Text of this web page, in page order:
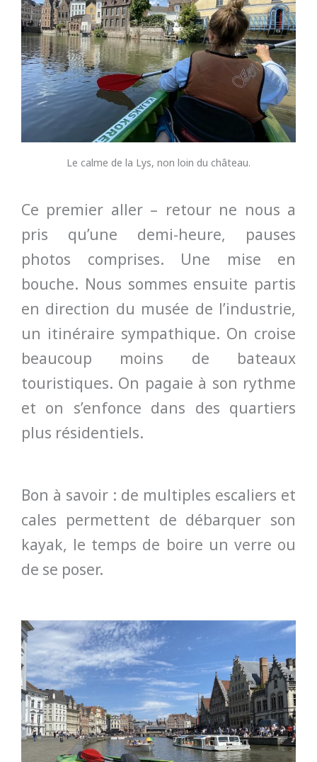
Le calme de la Lys, non loin du château.
Ce premier aller – retour ne nous a
pris qu’une demi-heure, pauses
photos comprises. Une mise en
bouche. Nous sommes ensuite partis
en direction du musée de l’industrie,
un itinéraire sympathique. On croise
beaucoup moins de bateaux
touristiques. On pagaie à son rythme
et on s’enfonce dans des quartiers
plus résidentiels.
Bon à savoir : de multiples escaliers et
cales permettent de débarquer son
kayak, le temps de boire un verre ou
de se poser.